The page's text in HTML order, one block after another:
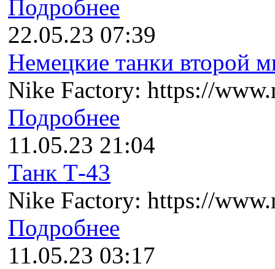
Подробнее
22.05.23 07:39
Немецкие танки второй
Nike Factory: https://
Подробнее
11.05.23 21:04
Танк Т-43
Nike Factory: https://
Подробнее
11.05.23 03:17